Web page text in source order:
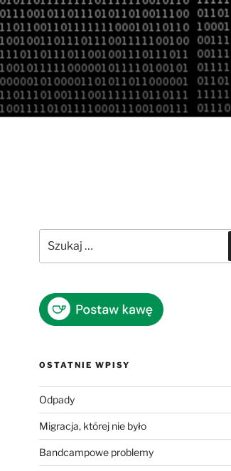
OSTATNIE WPISY
Odpady
Migracja, której nie było
Bandcampowe problemy